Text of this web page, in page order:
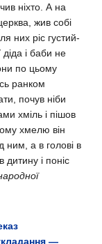
ніхто. А на
жив собі
них ріс густий-
діда і баби не
по цьому
ранком
почув ніби
хміль і пішов
хмелю він
а в голові в
дитину і поніс
—